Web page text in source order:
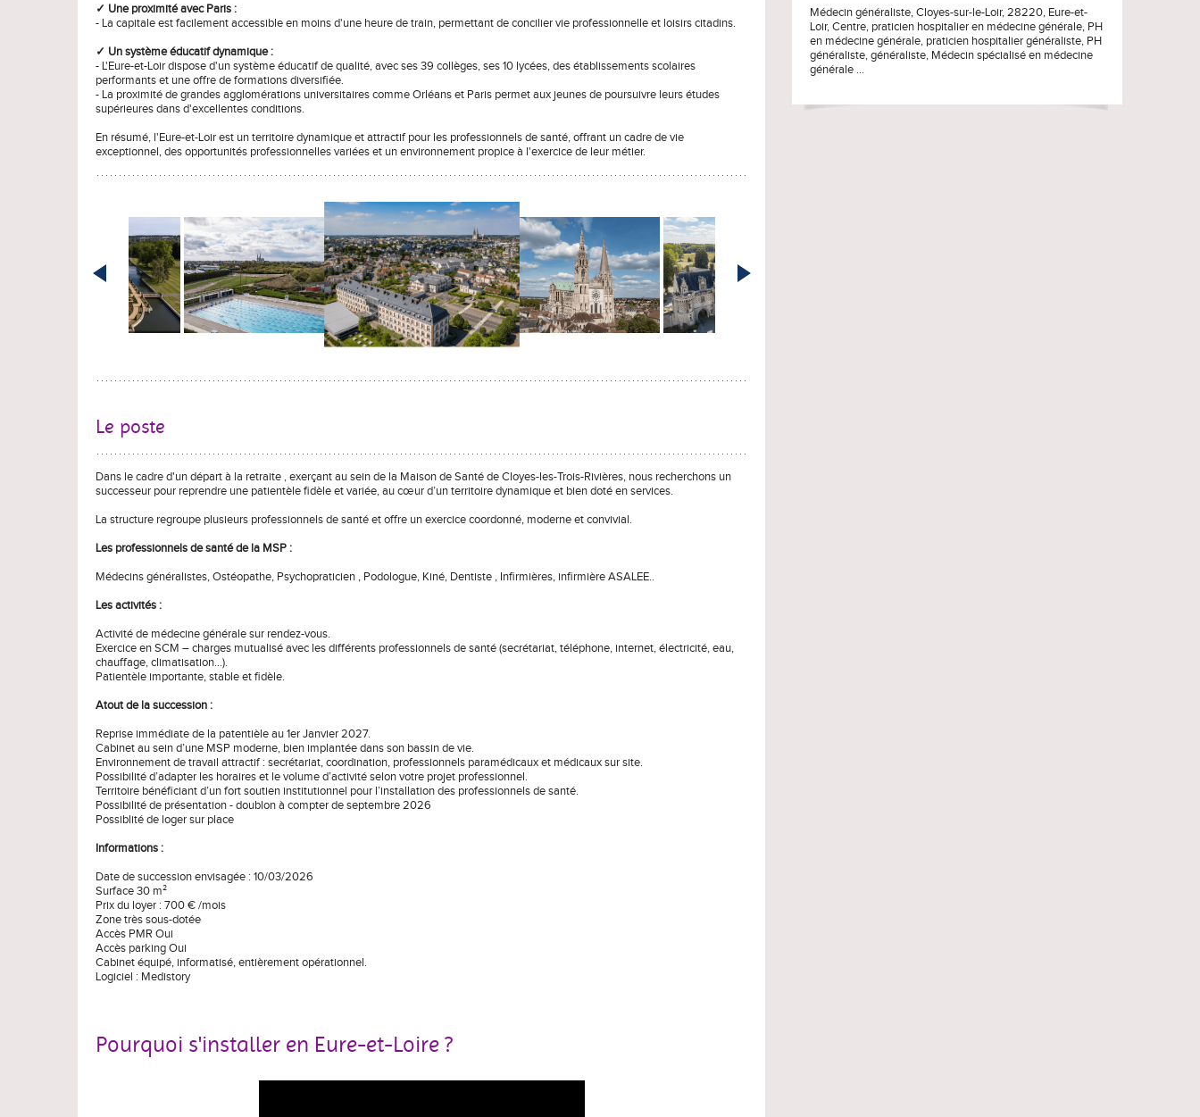
✓ Une proximité avec Paris :
- La capitale est facilement accessible en moins d'une heure de train, permettant de concilier vie professionnelle et loisirs citadins.
✓ Un système éducatif dynamique :
- L'Eure-et-Loir dispose d'un système éducatif de qualité, avec ses 39 collèges, ses 10 lycées, des établissements scolaires
performants et une offre de formations diversifiée.
- La proximité de grandes agglomérations universitaires comme Orléans et Paris permet aux jeunes de poursuivre leurs études
supérieures dans d'excellentes conditions.
En résumé, l'Eure-et-Loir est un territoire dynamique et attractif pour les professionnels de santé, offrant un cadre de vie
exceptionnel, des opportunités professionnelles variées et un environnement propice à l'exercice de leur métier.
Le poste
Dans le cadre d'un départ à la retraite , exerçant au sein de la Maison de Santé de Cloyes-les-Trois-Rivières, nous recherchons un
successeur pour reprendre une patientèle fidèle et variée, au cœur d’un territoire dynamique et bien doté en services.
La structure regroupe plusieurs professionnels de santé et offre un exercice coordonné, moderne et convivial.
Les professionnels de santé de la MSP :
Médecins généralistes, Ostéopathe, Psychopraticien , Podologue, Kiné, Dentiste , Infirmières, infirmière ASALEE..
Les activités :
Activité de médecine générale sur rendez-vous.
Exercice en SCM – charges mutualisé avec les différents professionnels de santé (secrétariat, téléphone, internet, électricité, eau,
chauffage, climatisation…).
Patientèle importante, stable et fidèle.
Atout de la succession :
Reprise immédiate de la patentièle au 1er Janvier 2027.
Cabinet au sein d’une MSP moderne, bien implantée dans son bassin de vie.
Environnement de travail attractif : secrétariat, coordination, professionnels paramédicaux et médicaux sur site.
Possibilité d’adapter les horaires et le volume d’activité selon votre projet professionnel.
Territoire bénéficiant d’un fort soutien institutionnel pour l’installation des professionnels de santé.
Possibilité de présentation - doublon à compter de septembre 2026
Possiblité de loger sur place
Informations :
Date de succession envisagée : 10/03/2026
Surface 30 m²
Prix du loyer : 700 € /mois
Zone très sous-dotée
Accès PMR Oui
Accès parking Oui
Cabinet équipé, informatisé, entièrement opérationnel.
Logiciel : Medistory
Pourquoi s'installer en Eure-et-Loire ?
Médecin généraliste, Cloyes-sur-le-Loir, 28220, Eure-et-
Loir,Centre, praticien hospitalier en médecine générale, PH
en médecine générale, praticien hospitalier généraliste, PH
généraliste,généraliste, Médecin spécialisé en médecine
générale ...